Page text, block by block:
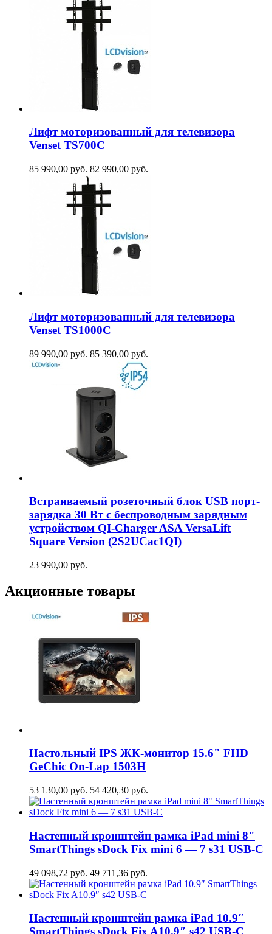
Лифт моторизованный для телевизора
Venset TS700С
85 990,00 руб. 82 990,00 руб.
Лифт моторизованный для телевизора
Venset TS1000C
89 990,00 руб. 85 390,00 руб.
Встраиваемый розеточный блок USB порт-
зарядка 30 Вт c беспроводным зарядным
устройством QI-Charger ASA VersaLift
Square Version (2S2UCaс1QI)
23 990,00 руб.
Акционные товары
Настольный IPS ЖК-монитор 15.6" FHD
GeСhic On-Lap 1503H
53 130,00 руб. 54 420,30 руб.
Настенный кронштейн рамка iPad mini 8"
SmartThings sDock Fix mini 6 — 7 s31 USB-C
49 098,72 руб. 49 711,36 руб.
Настенный кронштейн рамка iPad 10.9″